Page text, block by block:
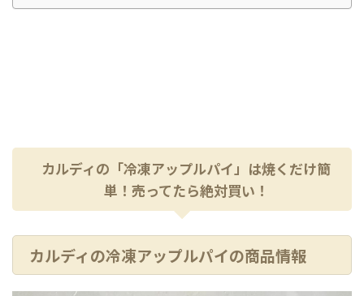
カルディの「冷凍アップルパイ」は焼くだけ簡
単！売ってたら絶対買い！
カルディの冷凍アップルパイの商品情報